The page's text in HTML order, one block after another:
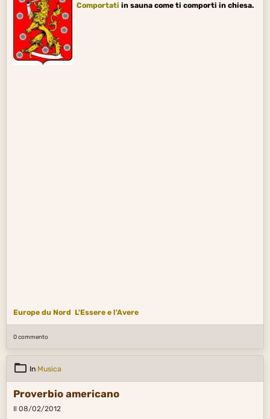
Comportati in sauna come ti comporti in chiesa.
Europe du Nord L'Essere e l'Avere
0 commento
In Musica
Proverbio americano
Il 08/02/2012